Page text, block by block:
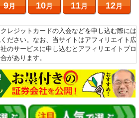
9月 10月 11月 12月
レジットカードの入会などを申し込む際には
ださい。なお、当サイトはアフィリエイト広
のサービスに申し込むとアフィリエイトプロ
があります。